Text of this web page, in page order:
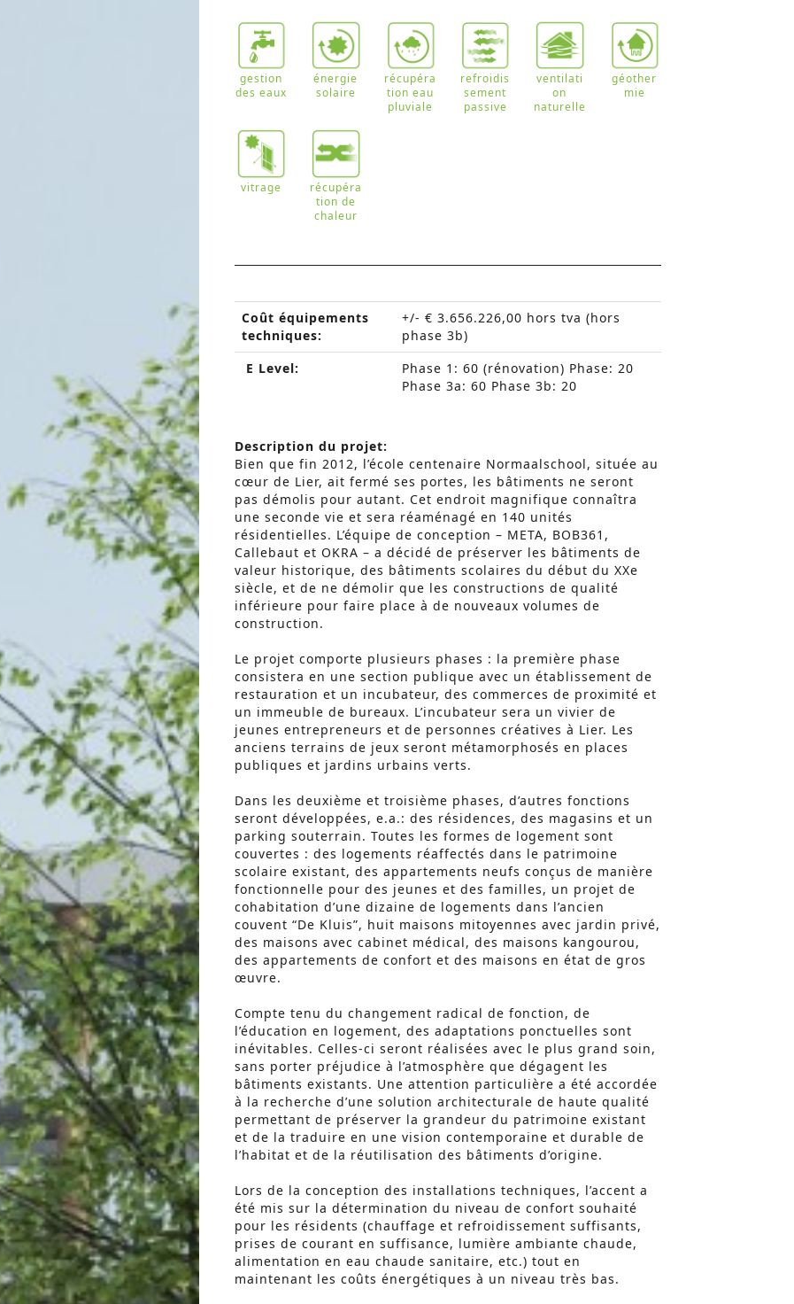
gestion
des eaux
énergie
solaire
récupéra
tion eau
pluviale
refroidis
sement
passive
ventilati
on
naturelle
géother
mie
vitrage
récupéra
tion de
chaleur
Coût équipements
techniques:
+/- € 3.656.226,00 hors tva (hors
phase 3b)
E Level:
Phase 1: 60 (rénovation) Phase: 20
Phase 3a: 60 Phase 3b: 20
Description du projet:
Bien que fin 2012, l’école centenaire Normaalschool, située au
cœur de Lier, ait fermé ses portes, les bâtiments ne seront
pas démolis pour autant. Cet endroit magnifique connaîtra
une seconde vie et sera réaménagé en 140 unités
résidentielles. L’équipe de conception – META, BOB361,
Callebaut et OKRA – a décidé de préserver les bâtiments de
valeur historique, des bâtiments scolaires du début du XXe
siècle, et de ne démolir que les constructions de qualité
inférieure pour faire place à de nouveaux volumes de
construction.
Le projet comporte plusieurs phases : la première phase
consistera en une section publique avec un établissement de
restauration et un incubateur, des commerces de proximité et
un immeuble de bureaux. L’incubateur sera un vivier de
jeunes entrepreneurs et de personnes créatives à Lier. Les
anciens terrains de jeux seront métamorphosés en places
publiques et jardins urbains verts.
Dans les deuxième et troisième phases, d’autres fonctions
seront développées, e.a.: des résidences, des magasins et un
parking souterrain. Toutes les formes de logement sont
couvertes : des logements réaffectés dans le patrimoine
scolaire existant, des appartements neufs conçus de manière
fonctionnelle pour des jeunes et des familles, un projet de
cohabitation d’une dizaine de logements dans l’ancien
couvent “De Kluis”, huit maisons mitoyennes avec jardin privé,
des maisons avec cabinet médical, des maisons kangourou,
des appartements de confort et des maisons en état de gros
œuvre.
Compte tenu du changement radical de fonction, de
l’éducation en logement, des adaptations ponctuelles sont
inévitables. Celles-ci seront réalisées avec le plus grand soin,
sans porter préjudice à l’atmosphère que dégagent les
bâtiments existants. Une attention particulière a été accordée
à la recherche d’une solution architecturale de haute qualité
permettant de préserver la grandeur du patrimoine existant
et de la traduire en une vision contemporaine et durable de
l’habitat et de la réutilisation des bâtiments d’origine.
Lors de la conception des installations techniques, l’accent a
été mis sur la détermination du niveau de confort souhaité
pour les résidents (chauffage et refroidissement suffisants,
prises de courant en suffisance, lumière ambiante chaude,
alimentation en eau chaude sanitaire, etc.) tout en
maintenant les coûts énergétiques à un niveau très bas.